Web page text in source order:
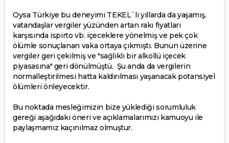
Oysa Türkiye bu deneyimi TEKEL`li yıllarda da yaşamış,
vatandaşlar vergiler yüzünden artan rakı fiyatları
karşısında ispirto vb. içeceklere yönelmiş ve pek çok
ölümle sonuçlanan vaka ortaya çıkmıştı. Bunun üzerine
vergiler geri çekilmiş ve "sağlıklı bir alkollü içecek
piyasasına" geri dönülmüştü. Şu anda da vergilerin
normalleştirilmesi hatta kaldırılması yaşanacak potansiyel
ölümleri önleyecektir.
Bu noktada mesleğimizin bize yüklediği sorumluluk
gereği aşağıdaki öneri ve açıklamalarımızı kamuoyu ile
paylaşmamız kaçınılmaz olmuştur.